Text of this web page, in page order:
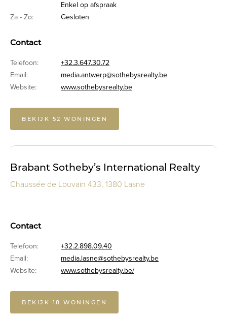
Enkel op afspraak
Za - Zo:
Gesloten
Contact
Telefoon:
+32.3.647.30.72
Email:
media.antwerp@sothebysrealty.be
Website:
www.sothebysrealty.be
BEKIJK 52 WONINGEN
Brabant Sotheby’s International Realty
Chaussée de Louvain 433, 1380 Lasne
Contact
Telefoon:
+32.2.898.09.40
Email:
media.lasne@sothebysrealty.be
Website:
www.sothebysrealty.be/
BEKIJK 18 WONINGEN